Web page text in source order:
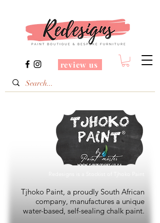
review us
Tjhoko Paint, a proudly South African
company, manufactures a unique
water-based, self-sealing chalk paint.